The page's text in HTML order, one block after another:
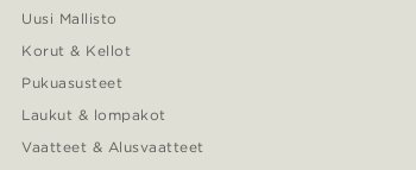
Uusi Mallisto
Korut & Kellot
Pukuasusteet
Laukut & lompakot
Vaatteet & Alusvaatteet